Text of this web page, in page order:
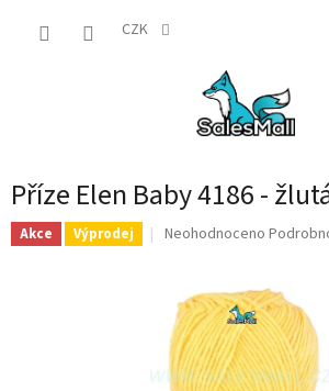
CZK
Příze Elen Baby 4186 -
Akce Výprodej
Průměrné
0,0
z
hvězdiček.
Neohodnoceno